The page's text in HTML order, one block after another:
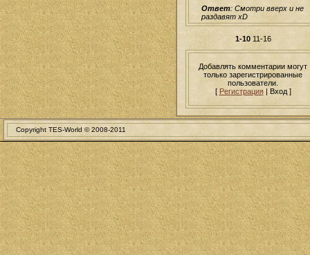
Ответ: Смотри вверх и не
раздавят xD
1-10 11-16
Добавлять комментарии могут
только зарегистрированные
пользователи.
[ Регистрация| Вход ]
Copyright TES-World © 2008-2011